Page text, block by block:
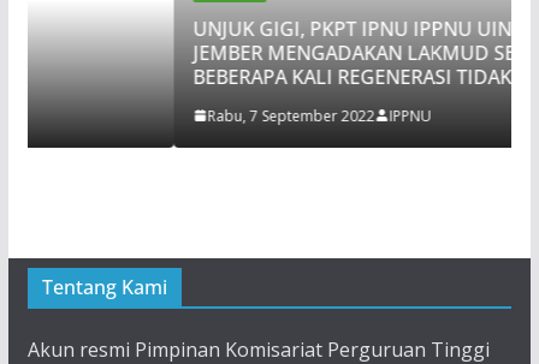
UNJUK GIGI, PKPT IPNU IPPNU UIN KHAS
JEMBER MENGADAKAN LAKMUD SETELAH
BEBERAPA KALI REGENERASI TIDAK TEREALISASI
Rabu, 7 September 2022 IPPNU
Tentang Kami
Akun resmi Pimpinan Komisariat Perguruan Tinggi